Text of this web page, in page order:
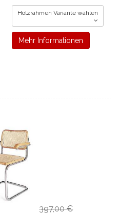
Holzrahmen Variante wählen
Mehr Informationen
397,00 €